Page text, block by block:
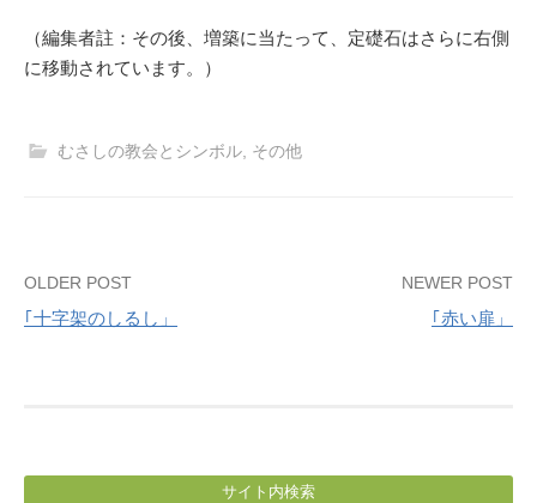
（編集者註：その後、増築に当たって、定礎石はさらに右側
に移動されています。）
むさしの教会とシンボル, その他
Post
navigation
OLDER POST
｢十字架のしるし」
NEWER POST
｢赤い扉」
サイト内検索